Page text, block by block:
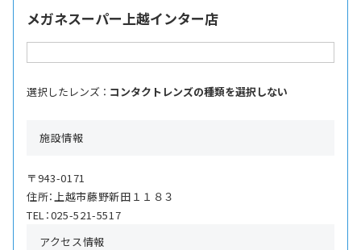
メガネスーパー上越インター店
選択したレンズ ： コンタクトレンズの種類を選択しない
施設情報
〒943-0171
住所：上越市藤野新田１１８３
TEL：025-521-5517
アクセス情報